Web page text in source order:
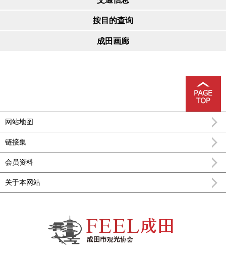
按目的查询
成田画廊
网站地图
链接集
会员资料
关于本网站
FEEL成田成田市公式观光信息